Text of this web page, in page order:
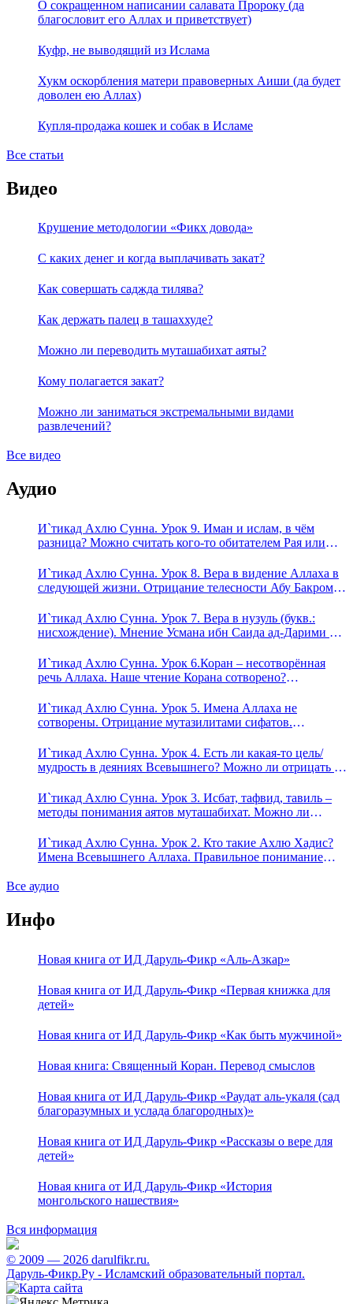
О сокращенном написании салавата Пророку (да
благословит его Аллах и приветствует)
Куфр, не выводящий из Ислама
Хукм оскорбления матери правоверных Аиши (да будет
доволен ею Аллах)
Купля-продажа кошек и собак в Исламе
Все статьи
Видео
Крушение методологии «Фикх довода»
С каких денег и когда выплачивать закат?
Как совершать саджда тилява?
Как держать палец в ташаххуде?
Можно ли переводить муташабихат аяты?
Кому полагается закат?
Можно ли заниматься экстремальными видами
развлечений?
Все видео
Аудио
И`тикад Ахлю Сунна. Урок 9. Иман и ислам, в чём
разница? Можно считать кого-то обитателем Рая или
И`тикад Ахлю Сунна. Урок 8. Вера в видение Аллаха в
следующей жизни. Отрицание телесности Абу Бакром
ибн Саида ад-Дарими. Иман – это слова, дела и
познание
И`тикад Ахлю Сунна. Урок 7. Вера в нузуль (букв.:
нисхождение). Мнение Усмана ибн Саида ад-Дарими о
физическим движением?
И`тикад Ахлю Сунна. Урок 6.Коран – несотворённая
речь Аллаха. Наше чтение Корана сотворено?
И`тикад Ахлю Сунна. Урок 5. Имена Аллаха не
сотворены. Отрицание мутазилитами сифатов.
И`тикад Ахлю Сунна. Урок 4. Есть ли какая-то цель/
мудрость в деяниях Всевышнего? Можно ли отрицать в
пришло в Коране и Сунне? Концепция ибн Таймийи
И`тикад Ахлю Сунна. Урок 3. Исбат, тафвид, тавиль –
методы понимания аятов муташабихат. Можно ли
означает утверждение сифата «биля кейфа» (без образа)?
И`тикад Ахлю Сунна. Урок 2. Кто такие Ахлю Хадис?
Имена Всевышнего Аллаха. Правильное понимание
Все аудио
Инфо
Новая книга от ИД Даруль-Фикр «Аль-Азкар»
Новая книга от ИД Даруль-Фикр «Первая книжка для
детей»
Новая книга от ИД Даруль-Фикр «Как быть мужчиной»
Новая книга: Священный Коран. Перевод смыслов
Новая книга от ИД Даруль-Фикр «Раудат аль-укаля (cад
благоразумных и услада благородных)»
Новая книга от ИД Даруль-Фикр «Рассказы о вере для
детей»
Новая книга от ИД Даруль-Фикр «История
монгольского нашествия»
Вся информация
© 2009 — 2026 darulfikr.ru.
Даруль-Фикр.Ру - Исламский образовательный портал.